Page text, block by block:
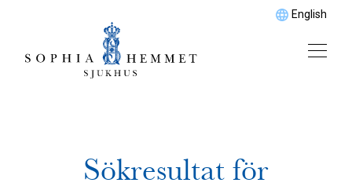
English
Sökresultat för